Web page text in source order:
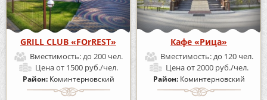
GRILL CLUB «FOrREST»
Вместимость:до 200 чел.
Ценаот 1500 руб./чел.
Район: Коминтерновский
Кафе «Рица»
Вместимость:до 120 чел.
Ценаот 2000 руб./чел.
Район: Коминтерновский